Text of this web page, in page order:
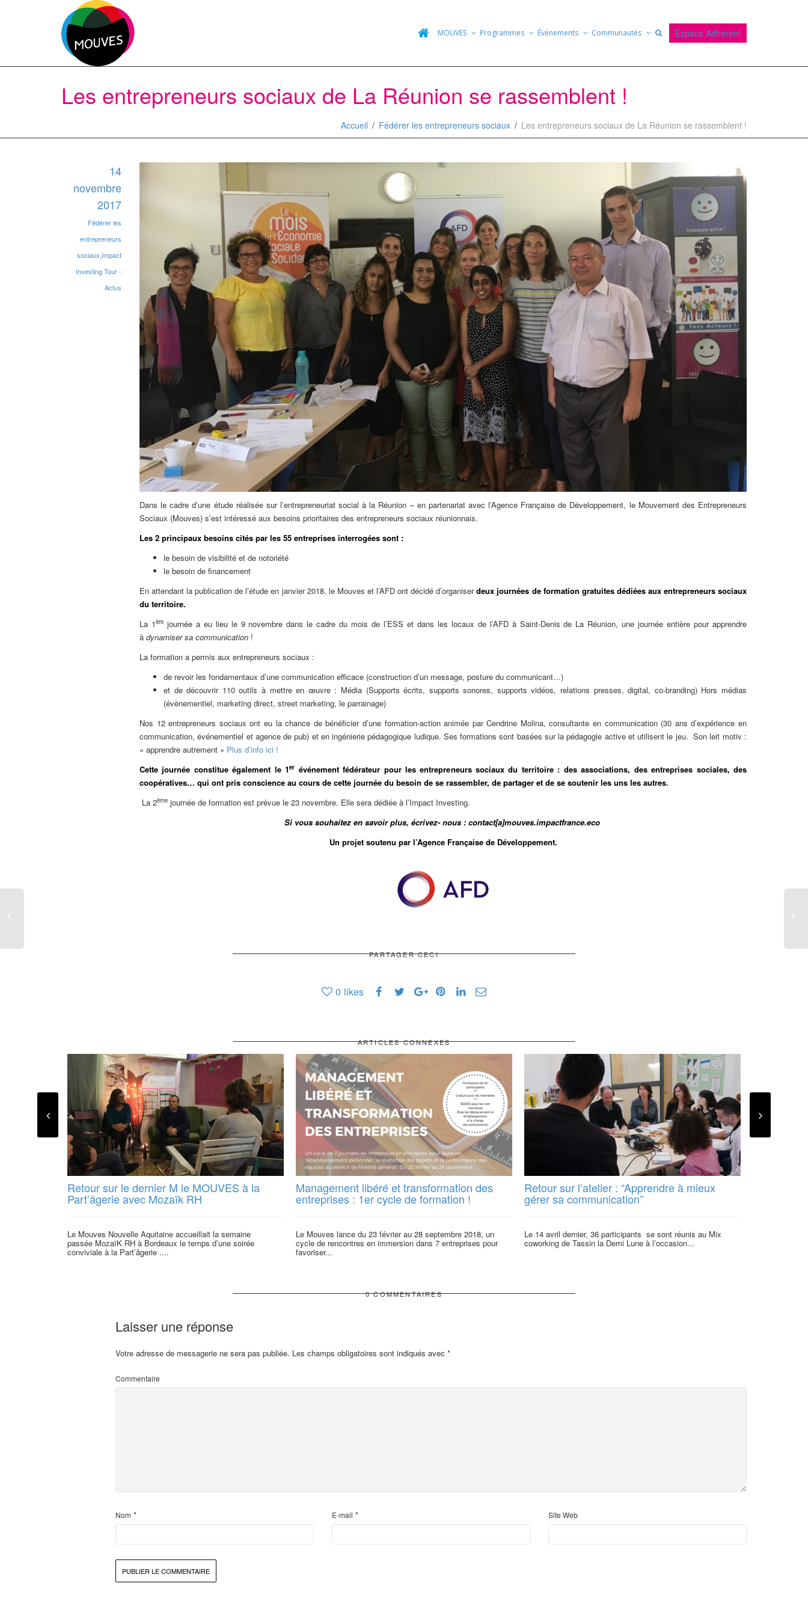
MOUVES Programmes Événements Communautés Espace Adhérent
Les entrepreneurs sociaux de La Réunion se rassemblent !
Accueil Fédérer les entrepreneurs sociaux Les entrepreneurs sociaux de La Réunion se rassemblent !
14
novembre
2017
Fédérer les
entrepreneurs
sociaux,Impact
Investing Tour -
Actus
Dans le cadre d’une étude réalisée sur l’entrepreneuriat social à la Réunion – en partenariat avec l’Agence Française de Développement, le Mouvement des Entrepreneurs
Sociaux (Mouves) s’est intéressé aux besoins prioritaires des entrepreneurs sociaux réunionnais.
Les 2 principaux besoins cités par les 55 entreprises interrogées sont :
le besoin de visibilité et de notoriété
le besoin de financement
En attendant la publication de l’étude en janvier 2018, le Mouves et l’AFD ont décidé d’organiserdeux journées de formation gratuites dédiées aux entrepreneurs sociaux
du territoire.
La 1èrejournée a eu lieu le 9 novembre dans le cadre du mois de l’ESS et dans les locaux de l’AFD à Saint-Denis de La Réunion, une journée entière pour apprendre
à dynamiser sa communication !
La formation a permis aux entrepreneurs sociaux :
de revoir les fondamentaux d’une communication efficace (construction d’un message, posture du communicant…)
et de découvrir 110 outils à mettre en œuvre : Média (Supports écrits, supports sonores, supports vidéos, relations presses, digital, co-branding) Hors médias
(évènementiel, marketing direct, street marketing, le parrainage)
Nos 12 entrepreneurs sociaux ont eu la chance de bénéficier d’une formation-action animée par Cendrine Molina, consultante en communication (30 ans d’expérience en
communication, événementiel et agence de pub) et en ingénierie pédagogique ludique. Ses formations sont basées sur la pédagogie active et utilisent le jeu. Son leit motiv :
« apprendre autrement » Plus d’info ici !
Cette journée constitue également le 1er événement fédérateur pour les entrepreneurs sociaux du territoire : des associations, des entreprises sociales, des
coopératives… qui ont pris conscience au cours de cette journée du besoin de se rassembler, de partager et de se soutenir les uns les autres.
La 2ème journée de formation est prévue le 23 novembre. Elle sera dédiée à l’Impact Investing.
Si vous souhaitez en savoir plus, écrivez- nous : contact[a]mouves.impactfrance.eco
Un projet soutenu par l’Agence Française de Développement.
PARTAGER CECI
0 likes
ARTICLES CONNEXES
Retour sur le dernier M le MOUVES à la
Part’âgerie avec Mozaïk RH
Le Mouves Nouvelle Aquitaine accueillait la semaine
passée MozaïK RH à Bordeaux le temps d’une soirée
conviviale à la Part’âgerie ....
Management libéré et transformation des
entreprises : 1er cycle de formation !
Le Mouves lance du 23 février au 28 septembre 2018, un
cycle de rencontres en immersion dans 7 entreprises pour
favoriser...
Retour sur l’atelier : “Apprendre à mieux
gérer sa communication”
Le 14 avril dernier, 36 participants se sont réunis au Mix
coworking de Tassin la Demi Lune à l’occasion...
0 COMMENTAIRES
Laisser une réponse
Votre adresse de messagerie ne sera pas publiée. Les champs obligatoires sont indiqués avec *
Commentaire
Nom * E-mail * Site Web